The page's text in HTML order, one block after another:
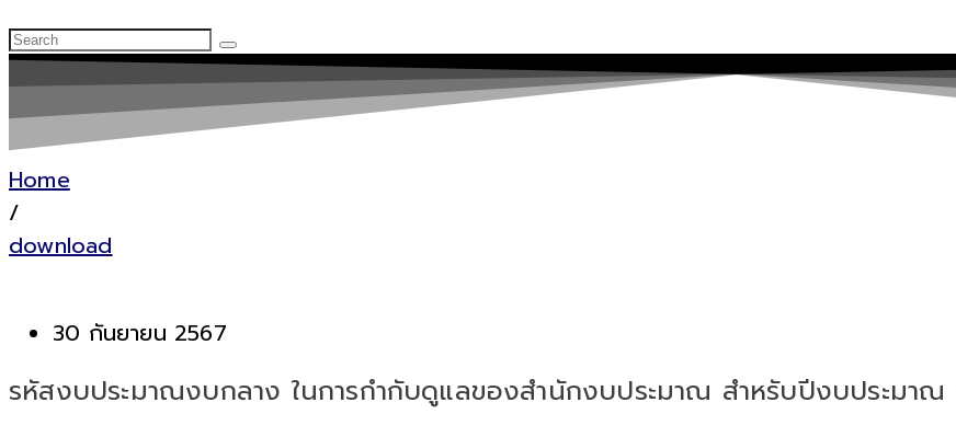
Home
/
download
30 กันยายน 2567
รหัสงบประมาณงบกลาง ในการกำกับดูแลของสำนักงบประมาณ สำหรับปีงบประมา